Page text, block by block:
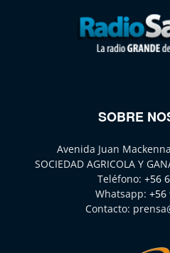
SOBRE
Avenida Juan
SOCIEDAD AGRICOLA Y
Teléfono: +56
Whatsapp: +56
Contacto: